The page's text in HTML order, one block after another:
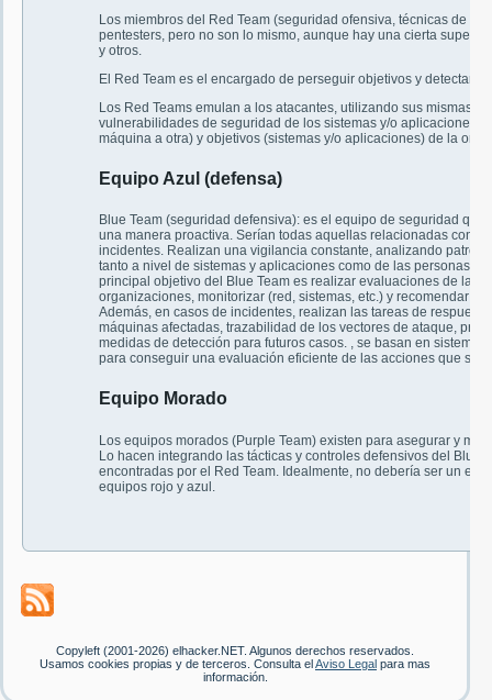
Los miembros del Red Team (seguridad ofensiva, técnicas de
pentesters, pero no son lo mismo, aunque hay una cierta
y otros.
El Red Team es el encargado de perseguir objetivos y detectar
Los Red Teams emulan a los atacantes, utilizando sus mismas
vulnerabilidades de seguridad de los sistemas y/o aplicaciones
máquina a otra) y objetivos (sistemas y/o aplicaciones) de la
Equipo Azul (defensa)
Blue Team (seguridad defensiva): es el equipo de seguridad
una manera proactiva. Serían todas aquellas relacionadas con
incidentes. Realizan una vigilancia constante, analizando
tanto a nivel de sistemas y aplicaciones como de las personas,
principal objetivo del Blue Team es realizar evaluaciones de las
organizaciones, monitorizar (red, sistemas, etc.) y recomendar
Además, en casos de incidentes, realizan las tareas de
máquinas afectadas, trazabilidad de los vectores de ataque,
medidas de detección para futuros casos. , se basan en
para conseguir una evaluación eficiente de las acciones que se
Equipo Morado
Los equipos morados (Purple Team) existen para asegurar y
Lo hacen integrando las tácticas y controles defensivos del Blue
encontradas por el Red Team. Idealmente, no debería ser un
equipos rojo y azul.
Copyleft (2001-2026) elhacker.NET. Algunos derechos reservados.
Usamos cookies propias y de terceros. Consulta el Aviso Legal para mas
información.